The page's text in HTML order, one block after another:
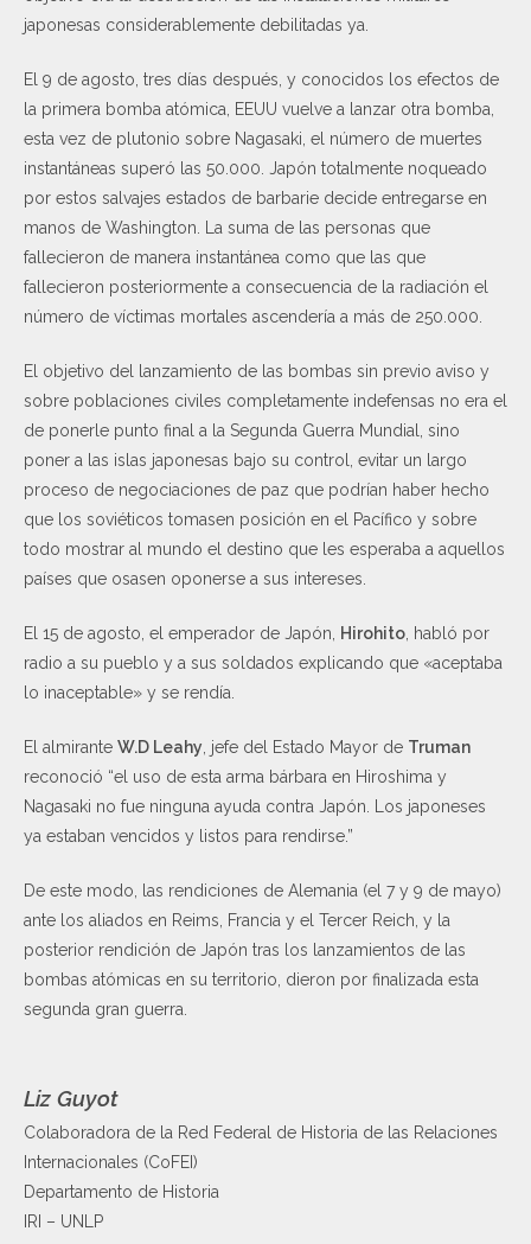
japonesas considerablemente debilitadas ya.
El 9 de agosto, tres días después, y conocidos los efectos de
la primera bomba atómica, EEUU vuelve a lanzar otra bomba,
esta vez de plutonio sobre Nagasaki, el número de muertes
instantáneas superó las 50.000. Japón totalmente noqueado
por estos salvajes estados de barbarie decide entregarse en
manos de Washington. La suma de las personas que
fallecieron de manera instantánea como que las que
fallecieron posteriormente a consecuencia de la radiación el
número de víctimas mortales ascendería a más de 250.000.
El objetivo del lanzamiento de las bombas sin previo aviso y
sobre poblaciones civiles completamente indefensas no era el
de ponerle punto final a la Segunda Guerra Mundial, sino
poner a las islas japonesas bajo su control, evitar un largo
proceso de negociaciones de paz que podrían haber hecho
que los soviéticos tomasen posición en el Pacífico y sobre
todo mostrar al mundo el destino que les esperaba a aquellos
países que osasen oponerse a sus intereses.
El 15 de agosto, el emperador de Japón, Hirohito , habló por
radio a su pueblo y a sus soldados explicando que «aceptaba
lo inaceptable» y se rendía.
El almirante W.D Leahy , jefe del Estado Mayor de Truman
reconoció “el uso de esta arma bárbara en Hiroshima y
Nagasaki no fue ninguna ayuda contra Japón. Los japoneses
ya estaban vencidos y listos para rendirse.”
De este modo, las rendiciones de Alemania (el 7 y 9 de mayo)
ante los aliados en Reims, Francia y el Tercer Reich, y la
posterior rendición de Japón tras los lanzamientos de las
bombas atómicas en su territorio, dieron por finalizada esta
segunda gran guerra.
Liz Guyot
Colaboradora de la Red Federal de Historia de las Relaciones
Internacionales (CoFEI)
Departamento de Historia
IRI – UNLP